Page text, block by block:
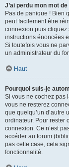
J’ai perdu mon mot
Pas de panique ! Bien
peut facilement être
connexion puis cliquez
instructions énoncées
Si toutefois vous ne
un administrateur du
Haut
Pourquoi suis-je
Si vous ne cochez pas
vous ne resterez
que quelqu’un d’autre
ordinateur. Pour rester
connexion. Ce n’est
accéder au forum
pas cette case, cela
fonctionnalité.